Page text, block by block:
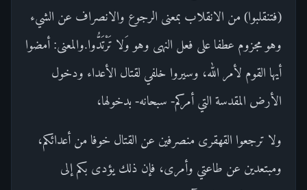
(فتنقلبوا) من الانقلاب بمعنى الرجوع والانصراف عن الشيء
وهو مجزوم عطفا على فعل النهى وهو وَلا تَرْتَدُّوا.والمعنى: أمضوا
أيها القوم لأمر الله، وسيروا خلفي لقتال الأعداء ودخول
الأرض المقدسة التي أمركم- سبحانه- بدخولها،
ولا ترجعوا القهقرى منصرفين عن القتال خوفا من أعدائكم،
ومبتعدين عن طاعتي وأمرى، فإن ذلك يؤدى بكم إلى